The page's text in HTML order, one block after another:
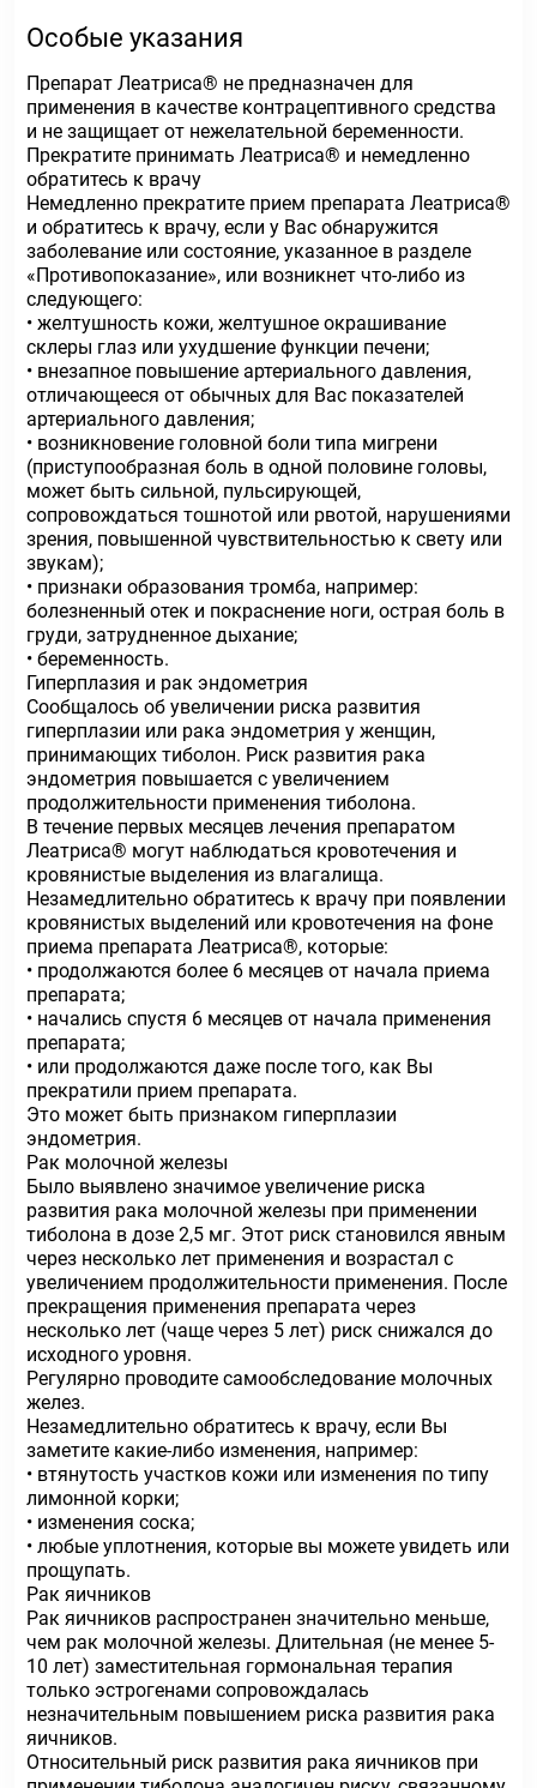
Особые указания
Препарат Леатриса® не предназначен для
применения в качестве контрацептивного средства
и не защищает от нежелательной беременности.
Прекратите принимать Леатриса® и немедленно
обратитесь к врачу
Немедленно прекратите прием препарата Леатриса®
и обратитесь к врачу, если у Вас обнаружится
заболевание или состояние, указанное в разделе
«Противопоказание», или возникнет что-либо из
следующего:
• желтушность кожи, желтушное окрашивание
склеры глаз или ухудшение функции печени;
• внезапное повышение артериального давления,
отличающееся от обычных для Вас показателей
артериального давления;
• возникновение головной боли типа мигрени
(приступообразная боль в одной половине головы,
может быть сильной, пульсирующей,
сопровождаться тошнотой или рвотой, нарушениями
зрения, повышенной чувствительностью к свету или
звукам);
• признаки образования тромба, например:
болезненный отек и покраснение ноги, острая боль в
груди, затрудненное дыхание;
• беременность.
Гиперплазия и рак эндометрия
Сообщалось об увеличении риска развития
гиперплазии или рака эндометрия у женщин,
принимающих тиболон. Риск развития рака
эндометрия повышается с увеличением
продолжительности применения тиболона.
В течение первых месяцев лечения препаратом
Леатриса® могут наблюдаться кровотечения и
кровянистые выделения из влагалища.
Незамедлительно обратитесь к врачу при появлении
кровянистых выделений или кровотечения на фоне
приема препарата Леатриса®, которые:
• продолжаются более 6 месяцев от начала приема
препарата;
• начались спустя 6 месяцев от начала применения
препарата;
• или продолжаются даже после того, как Вы
прекратили прием препарата.
Это может быть признаком гиперплазии
эндометрия.
Рак молочной железы
Было выявлено значимое увеличение риска
развития рака молочной железы при применении
тиболона в дозе 2,5 мг. Этот риск становился явным
через несколько лет применения и возрастал с
увеличением продолжительности применения. После
прекращения применения препарата через
несколько лет (чаще через 5 лет) риск снижался до
исходного уровня.
Регулярно проводите самообследование молочных
желез.
Незамедлительно обратитесь к врачу, если Вы
заметите какие-либо изменения, например:
• втянутость участков кожи или изменения по типу
лимонной корки;
• изменения соска;
• любые уплотнения, которые вы можете увидеть или
прощупать.
Рак яичников
Рак яичников распространен значительно меньше,
чем рак молочной железы. Длительная (не менее 5-
10 лет) заместительная гормональная терапия
только эстрогенами сопровождалась
незначительным повышением риска развития рака
яичников.
Относительный риск развития рака яичников при